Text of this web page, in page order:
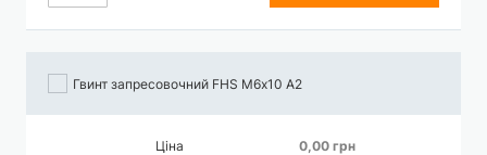
Гвинт запресовочний FHS М6х10 А2
Ціна 0,00 грн